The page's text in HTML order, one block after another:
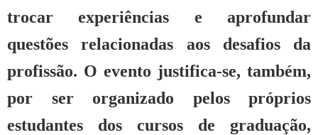
trocar experiências e aprofundar
questões relacionadas aos desafios da
profissão. O evento justifica-se, também,
por ser organizado pelos próprios
estudantes dos cursos de graduação,